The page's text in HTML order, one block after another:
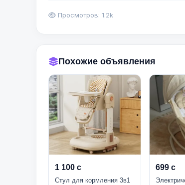
Просмотров: 1.2k
Похожие объявления
1 100 с
Стул для кормления 3в1
699 с